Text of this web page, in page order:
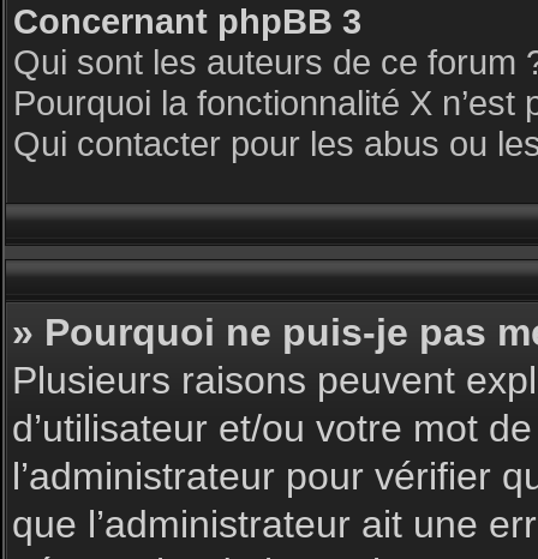
Concernant phpBB 3
Qui sont les auteurs de ce forum
Pourquoi la fonctionnalité X n’est
Qui contacter pour les abus ou
» Pourquoi ne puis-je pas
Plusieurs raisons peuvent
d’utilisateur et/ou votre mot
l’administrateur pour vérifier
que l’administrateur ait une